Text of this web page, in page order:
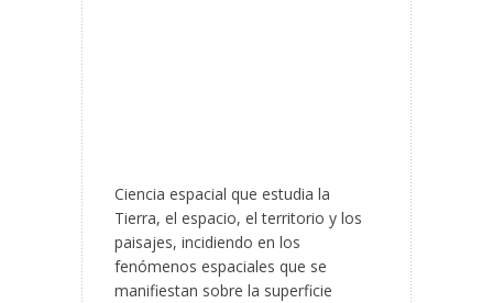
Ciencia espacial que estudia la
Tierra, el espacio, el territorio y los
paisajes, incidiendo en los
fenómenos espaciales que se
manifiestan sobre la superficie